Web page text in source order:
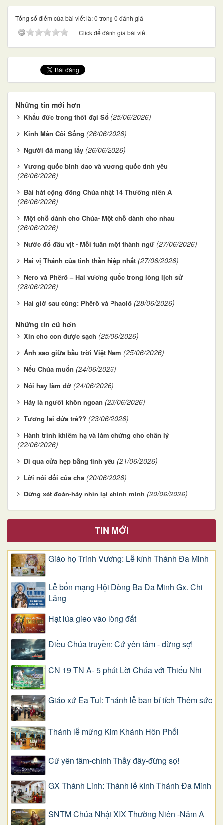
Tổng số điểm của bài viết là: 0 trong 0 đánh giá
Click để đánh giá bài viết
Những tin mới hơn
Khẩu đức trong thời đại Số (25/06/2026)
Kinh Mân Côi Sống (26/06/2026)
Người đã mang lấy (26/06/2026)
Vương quốc binh đao và vương quốc tình yêu
(26/06/2026)
Bài hát cộng đồng Chúa nhật 14 Thường niên A
(26/06/2026)
Một chỗ dành cho Chúa- Một chỗ dành cho nhau
(26/06/2026)
Nước đổ đầu vịt - Mỗi tuần một thành ngữ (27/06/2026)
Hai vị Thánh của tinh thần hiệp nhất (27/06/2026)
Nero và Phêrô – Hai vương quốc trong lòng lịch sử
(28/06/2026)
Hai giờ sau cùng: Phêrô và Phaolô (28/06/2026)
Những tin cũ hơn
Xin cho con được sạch (25/06/2026)
Ánh sao giữa bầu trời Việt Nam (25/06/2026)
Nếu Chúa muốn (24/06/2026)
Nói hay làm dở (24/06/2026)
Hãy là người khôn ngoan (23/06/2026)
Tương lai đứa trẻ?? (23/06/2026)
Hành trình khiêm hạ và làm chứng cho chân lý
(22/06/2026)
Đi qua cửa hẹp bằng tình yêu (21/06/2026)
Lời nói dối của cha (20/06/2026)
Đừng xét đoán-hãy nhìn lại chính mình (20/06/2026)
TIN MỚI
Giáo họ Trinh Vương: Lễ kính Thánh Đa Minh
Lễ bổn mạng Hội Dòng Ba Đa Minh Gx. Chi
Lăng
Hạt lúa gieo vào lòng đất
Điều Chúa truyền: Cứ yên tâm - đừng sợ!
CN 19 TN A- 5 phút Lời Chúa với Thiếu Nhi
Giáo xứ Ea Tul: Thánh lễ ban bí tích Thêm sức
Thánh lễ mừng Kim Khánh Hôn Phối
Cứ yên tâm-chính Thầy đây-đừng sợ!
GX Thánh Linh: Thánh lễ kính Thánh Đa Minh
SNTM Chúa Nhật XIX Thường Niên -Năm A